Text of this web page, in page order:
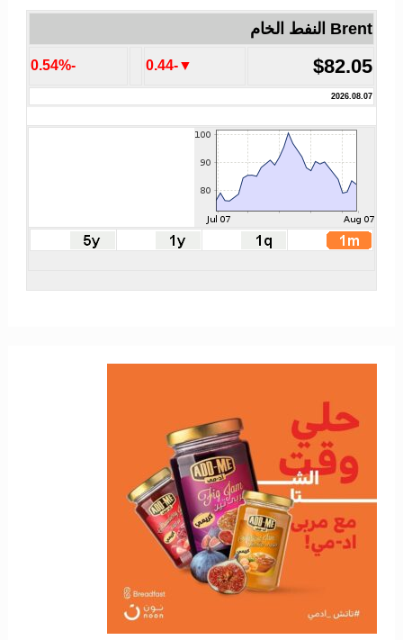
Brent النفط الخام
$82.05
▼-0.44
-0.54%
2026.08.07